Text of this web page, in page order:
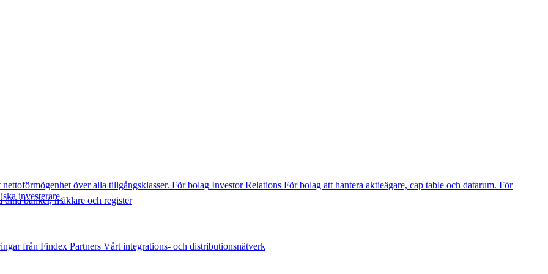
över alla tillgångsklasser. För bolag Investor Relations För bolag att hantera aktieägare, cap table och datarum. För
investerare.
dina banker, mäklare och register
från Findex Partners Vårt integrations- och distributionsnätverk